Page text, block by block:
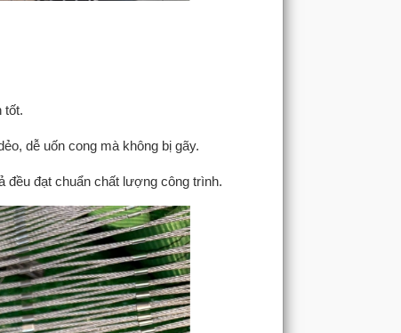
tốt.
dễ uốn cong mà không bị gãy.
đều đạt chuẩn chất lượng công trình.